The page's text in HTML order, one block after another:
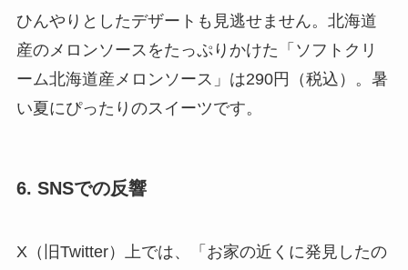
ひんやりとしたデザートも見逃せません。北海道
産のメロンソースをたっぷりかけた「ソフトクリ
ーム北海道産メロンソース」は290円（税込）。暑
い夏にぴったりのスイーツです。
6. SNSでの反響
X（旧Twitter）上では、「お家の近くに発見したの